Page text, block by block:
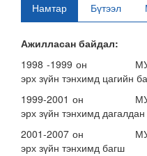
Намтар Бүтээл
Ажилласан байдал:
1998 -1999 он МУИС-
эрх зүйн тэнхимд цагийн
1999-2001 он МУИС-
эрх зүйн тэнхимд
2001-2007 он МУИС-
эрх зүйн тэнхимд багш